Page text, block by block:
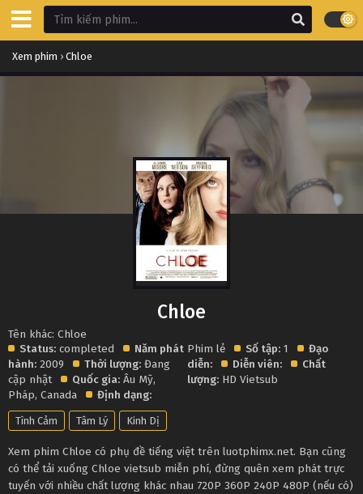
Xem phim › Chloe
Chloe
Tên khác: Chloe
Status: completed
Năm phát
hành: 2009 Thời lượng: Đang
cập nhật
Quốc gia: Âu Mỹ,
Pháp, Canada Định dạng:
Phim lẻ Số tập: 1
Đạo
diễn:
Diễn viên:
Chất
lượng: HD Vietsub
Tình Cảm Tâm Lý Kinh Dị
Xem phim Chloe có phụ đề tiếng việt trên luotphimx.net. Bạn cũng
có thể tải xuống Chloe vietsub miễn phí, đừng quên xem phát trực
tuyến với nhiều chất lượng khác nhau 720P 360P 240P 480P (nếu có)